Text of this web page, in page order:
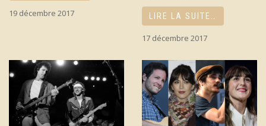
19 décembre 2017 LIRE LA SUITE…
17 décembre 2017